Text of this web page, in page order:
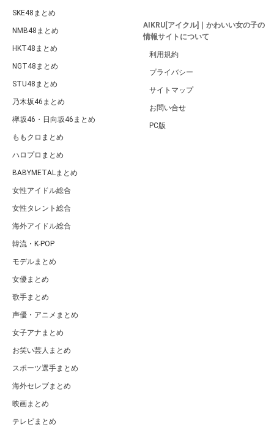
SKE48まとめ
NMB48まとめ
HKT48まとめ
NGT48まとめ
STU48まとめ
乃木坂46まとめ
欅坂46・日向坂46まとめ
ももクロまとめ
ハロプロまとめ
BABYMETALまとめ
女性アイドル総合
女性タレント総合
海外アイドル総合
韓流・K-POP
モデルまとめ
女優まとめ
歌手まとめ
声優・アニメまとめ
女子アナまとめ
お笑い芸人まとめ
スポーツ選手まとめ
海外セレブまとめ
映画まとめ
テレビまとめ
AIKRU[アイクル]｜かわいい女の子の
情報サイトについて
利用規約
プライバシー
サイトマップ
お問い合せ
PC版